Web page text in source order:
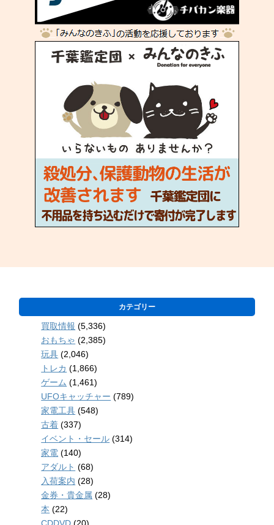
カテゴリー
買取情報 (5,336)
おもちゃ (2,385)
玩具 (2,046)
トレカ (1,866)
ゲーム (1,461)
UFOキャッチャー (789)
家電工具 (548)
古着 (337)
イベント・セール (314)
家電 (140)
アダルト (68)
入荷案内 (28)
金券・貴金属 (28)
本 (22)